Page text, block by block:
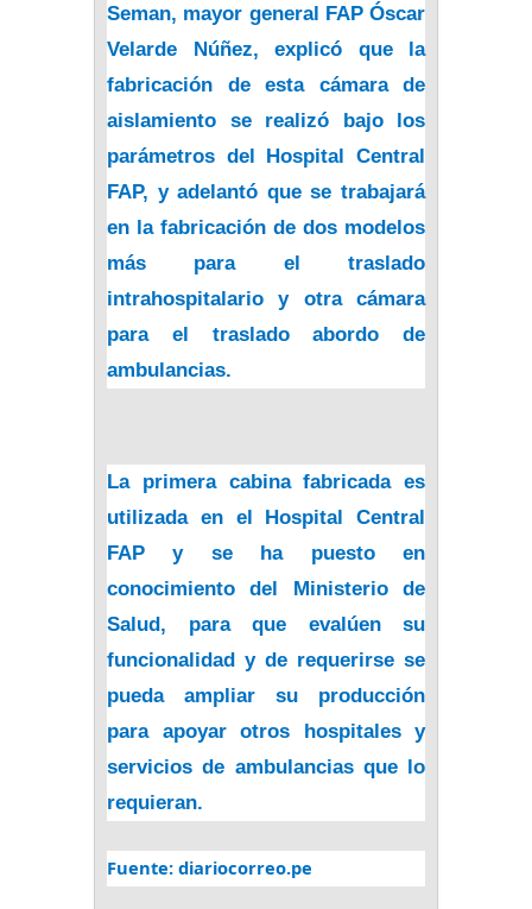
Seman, mayor general FAP Óscar
Velarde Núñez, explicó que la
fabricación de esta cámara de
aislamiento se realizó bajo los
parámetros del Hospital Central
FAP, y adelantó que se trabajará
en la fabricación de dos modelos
más para el traslado
intrahospitalario y otra cámara
para el traslado abordo de
ambulancias.
La primera cabina fabricada es
utilizada en el Hospital Central
FAP y se ha puesto en
conocimiento del Ministerio de
Salud, para que evalúen su
funcionalidad y de requerirse se
pueda ampliar su producción
para apoyar otros hospitales y
servicios de ambulancias que lo
requieran.
Fuente: diariocorreo.pe